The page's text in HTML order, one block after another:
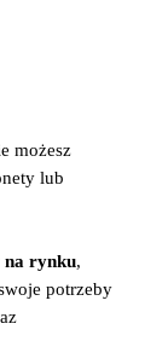
możesz
lub
na rynku,
potrzeby